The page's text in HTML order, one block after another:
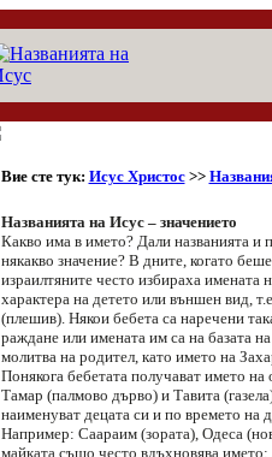
Вие сте тук: Исус Христос>>
Названията на Исус – значението
Какво има в името? Дали названията и
някакво значение? В дните, когато
израилтяните често избираха имената
характера на детето или външен вид,
(плешив). Някои бебета са наречени
раждане или имената им са на базата
молитва на родител, като името на
Понякога бебетата получават името на
Тамар (палмово дърво) и Тавита
наименуват децата си и по времето на
Например: Саараим (зората), Одеса
майката също често вдъхновява